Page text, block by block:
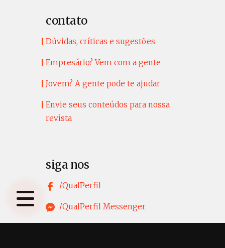
contato
Dúvidas, críticas e sugestões
Empresário? Vem com a gente
Jovem? A gente pode te ajudar
Envie seus conteúdos para nossa
revista
siga nos
/QualPerfil
/QualPerfil Messenger